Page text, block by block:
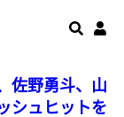
佐野勇斗、山
シュヒットを